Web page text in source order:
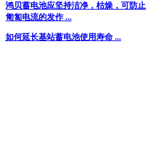
鸿贝蓄电池应坚持洁净，枯燥，可防止
匍匐电流的发作 ...
如何延长基站蓄电池使用寿命 ...